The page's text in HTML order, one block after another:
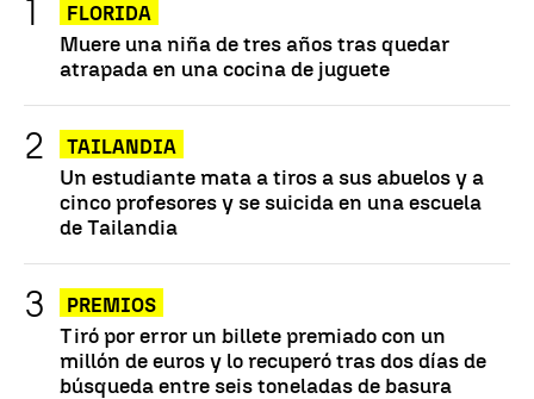
FLORIDA
Muere una niña de tres años tras quedar
atrapada en una cocina de juguete
TAILANDIA
Un estudiante mata a tiros a sus abuelos y a
cinco profesores y se suicida en una escuela
de Tailandia
PREMIOS
Tiró por error un billete premiado con un
millón de euros y lo recuperó tras dos días de
búsqueda entre seis toneladas de basura